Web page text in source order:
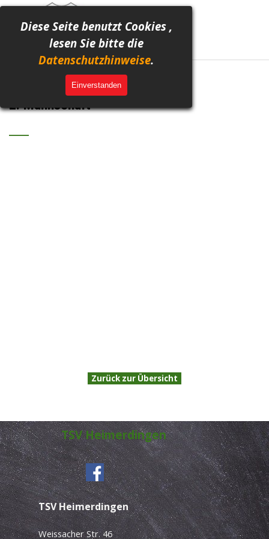
Diese Seite benutzt Cookies ,
lesen Sie bitte die
Datenschutzhinweise.
Einverstanden
Direkt zum Seiteninhalt
Menü überspringen
Bildergalerie
2. Mannschaft
Zurück zur Übersicht
TSV Heimerdingen
TSV Heimerdingen
Weissacher Str. 46